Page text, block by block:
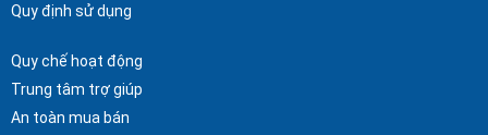
Quy định sử dụng
Quy chế hoạt động
Trung tâm trợ giúp
An toàn mua bán